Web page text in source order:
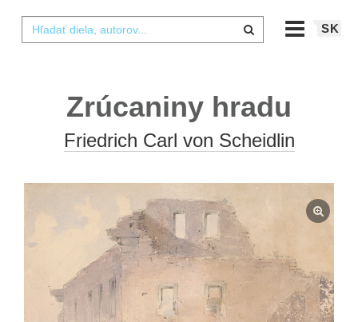
SK
Zrúcaniny hradu
Friedrich Carl von Scheidlin